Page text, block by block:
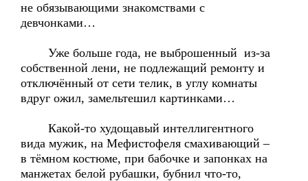
не обязывающими знакомствами с
девчонками…
Уже больше года, не выброшенный из-за
собственной лени, не подлежащий ремонту и
отключённый от сети телик, в углу комнаты
вдруг ожил, замельтешил картинками…
Какой-то худощавый интеллигентного
вида мужик, на Мефистофеля смахивающий –
в тёмном костюме, при бабочке и запонках на
манжетах белой рубашки, бубнил что-то,